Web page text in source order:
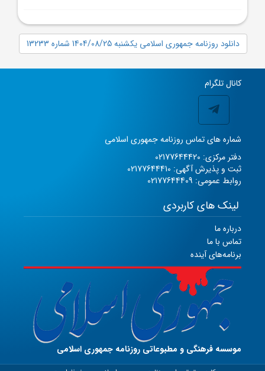
دانلود روزنامه جمهوری اسلامی یکشنبه 1404/08/25 شماره 13233
کانال تلگرام
شماره های تماس روزنامه جمهوری اسلامی
دفتر مرکزی: 02177644420
ثبت و پذیرش آگهی: 02177644410
روابط عمومی: 02177644409
لینک های کاربردی
درباره ما
تماس با ما
برنامه‌های آینده
موسسه فرهنگی و مطبوعاتی روزنامه جمهوری اسلامی